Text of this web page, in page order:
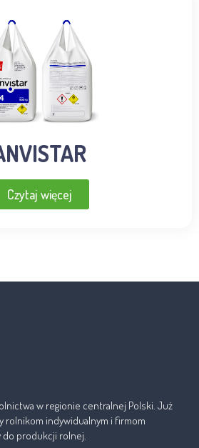
Czytaj więcej
w regionie centralnej Polski. Już
rolnikom indywidualnym i firmom
do produkcji rolnej.